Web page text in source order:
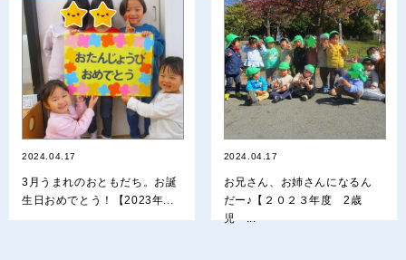
2024.04.17
3月うまれのおともだち。お誕
生日おめでとう！【2023年...
2024.04.17
お兄さん、お姉さんになるん
だー♪【２０２３年度 2歳
児 ...